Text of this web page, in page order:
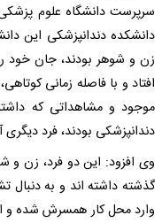
سرپرست دانشگاه علوم پزشکی
دانشکده دندانپزشکی این
زن و شوهر بودند، جان خود
افتاد و با فاصله زمانی
موجود و مشاهداتی که
دندانپزشکی بودند، فرد
وی افزود: این دو فرد، زن و
گذشته داشته اند و به دنبال
وارد محل کار همسرش شده و او